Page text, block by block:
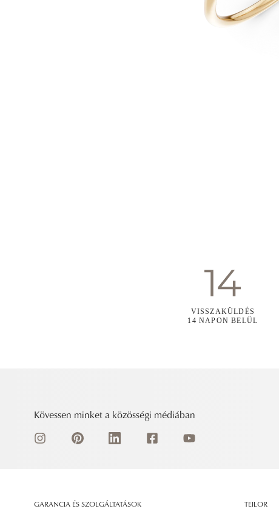
VISSZAKÜLDÉS
14 NAPON BELÜL
Kövessen minket a közösségi médiában
GARANCIA ÉS SZOLGÁLTATÁSOK TEILOR